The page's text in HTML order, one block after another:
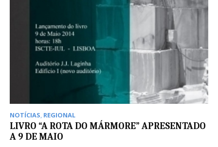
NOTÍCIAS, REGIONAL
LIVRO “A ROTA DO MÁRMORE” APRESENTADO
A 9 DE MAIO